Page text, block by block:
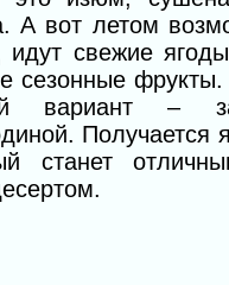
А вот летом
свежие
сезонные
вариант –
Получается
станет